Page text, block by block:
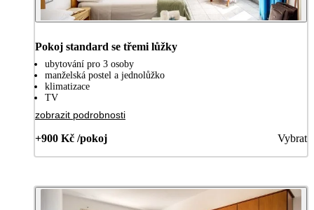
Pokoj standard se třemi lůžky
ubytování pro 3 osoby
manželská postel a jednolůžko
klimatizace
TV
zobrazit podrobnosti
+900 Kč /pokoj Vybrat